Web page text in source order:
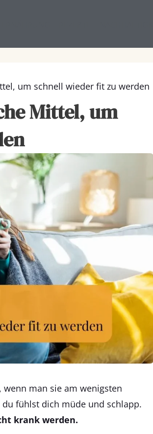
um schnell wieder fit zu werden
Mittel, um
man sie am wenigsten
fühlst dich müde und schlapp.
krank werden.